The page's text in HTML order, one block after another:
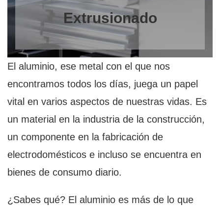
Extrusionado
El aluminio, ese metal con el que nos
encontramos todos los días, juega un papel
vital en varios aspectos de nuestras vidas. Es
un material en la industria de la construcción,
un componente en la fabricación de
electrodomésticos e incluso se encuentra en
bienes de consumo diario.
¿Sabes qué? El aluminio es más de lo que